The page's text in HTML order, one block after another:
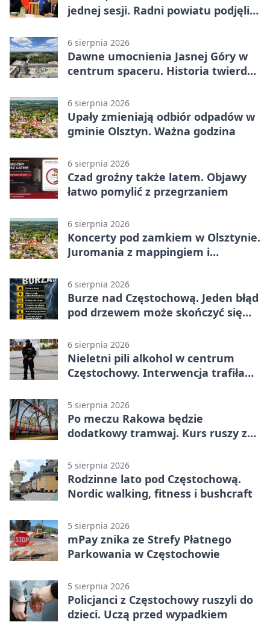
jednej sesji. Radni powiatu podjęli
6 sierpnia 2026
Dawne umocnienia Jasnej Góry w
centrum spaceru. Historia twierdzy
6 sierpnia 2026
Upały zmieniają odbiór odpadów w
gminie Olsztyn. Ważna godzina
6 sierpnia 2026
Czad groźny także latem. Objawy
łatwo pomylić z przegrzaniem
6 sierpnia 2026
Koncerty pod zamkiem w Olsztynie.
Juromania z mappingiem i
6 sierpnia 2026
Burze nad Częstochową. Jeden błąd
pod drzewem może skończyć się
6 sierpnia 2026
Nieletni pili alkohol w centrum
Częstochowy. Interwencja trafiła
5 sierpnia 2026
Po meczu Rakowa będzie
dodatkowy tramwaj. Kurs ruszy ze
5 sierpnia 2026
Rodzinne lato pod Częstochową.
Nordic walking, fitness i bushcraft
5 sierpnia 2026
mPay znika ze Strefy Płatnego
Parkowania w Częstochowie
5 sierpnia 2026
Policjanci z Częstochowy ruszyli do
dzieci. Uczą przed wypadkiem